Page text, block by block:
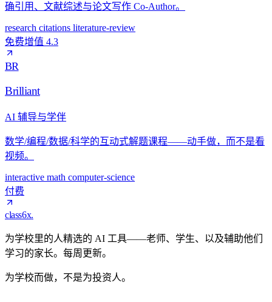
确引用、文献综述与论文写作 Co-Author。
research citations literature-review
免费增值 4.3
BR
Brilliant
AI 辅导与学伴
数学/编程/数据/科学的互动式解题课程——动手做，而不是看
视频。
interactive math computer-science
付费
class6x.
为学校里的人精选的 AI 工具——老师、学生、以及辅助他们
学习的家长。每周更新。
为学校而做，不是为投资人。